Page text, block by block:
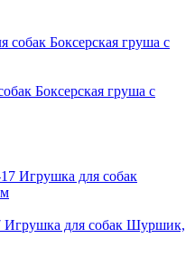
Боксерская груша с
для собак Шуршик,